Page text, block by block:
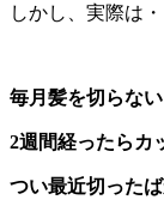
しかし、実際は・
毎月髪を切らな
2週間経ったらカ
つい最近切った